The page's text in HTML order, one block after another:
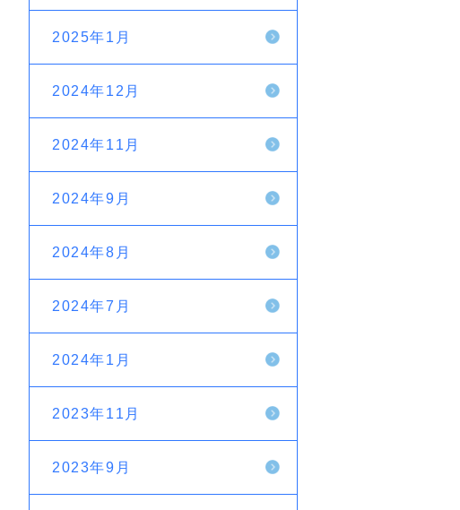
2025年1月
2024年12月
2024年11月
2024年9月
2024年8月
2024年7月
2024年1月
2023年11月
2023年9月